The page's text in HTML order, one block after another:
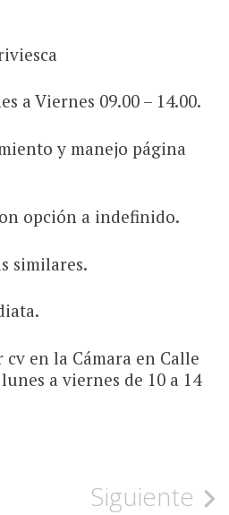
a Viernes 09.00 – 14.00.
y manejo página
opción a indefinido.
similares.
en la Cámara en Calle
a viernes de 10 a 14
Siguiente